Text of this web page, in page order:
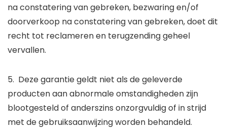
na constatering van gebreken, bezwaring en/of
doorverkoop na constatering van gebreken, doet dit
recht tot reclameren en terugzending geheel
vervallen.
5. Deze garantie geldt niet als de geleverde
producten aan abnormale omstandigheden zijn
blootgesteld of anderszins onzorgvuldig of in strijd
met de gebruiksaanwijzing worden behandeld.